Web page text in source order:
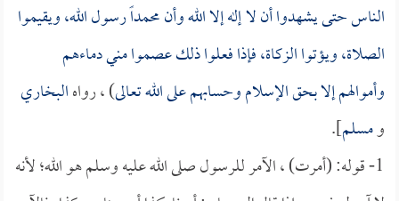
الناس حتى يشهدوا أن لا إله إلا الله وأن محمداً رسول الله، ويقيموا
الصلاة، ويؤتوا الزكاة، فإذا فعلوا ذلك عصموا مني دماءهم
وأموالهم إلا بحق الإسلام وحسابهم على الله تعالى) ، رواهالبخاري
ومسلم].
1- قوله: (أمرت) ، الآمر للرسول صلى الله عليه وسلم هو الله؛ لأنه